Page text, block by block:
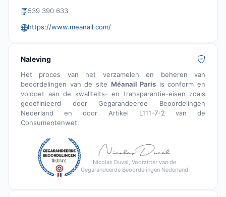
539 390 633
https://www.meanail.com/
Naleving
Het proces van het verzamelen en beheren van
beoordelingen van de site Méanail Paris is conform en
voldoet aan de kwaliteits- en transparantie-eisen zoals
gedefinieerd door Gegarandeerde Beoordelingen
Nederland en door Artikel L111-7-2 van de
Consumentenwet.
Nicolas Duval, Voorzitter van de
Gegarandeerde Beoordelingen Nederland